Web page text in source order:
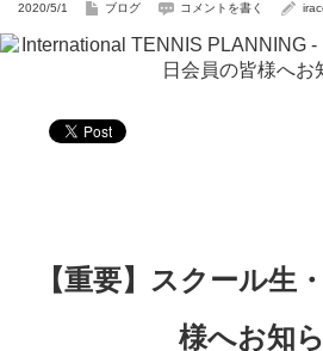
2020/5/1 ブログ コメントを書く
【重要】スクール生
様へお知